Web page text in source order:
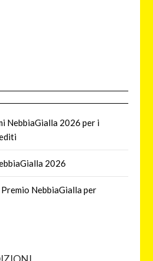
NebbiaGialla 2026 per i
2026
NebbiaGialla per